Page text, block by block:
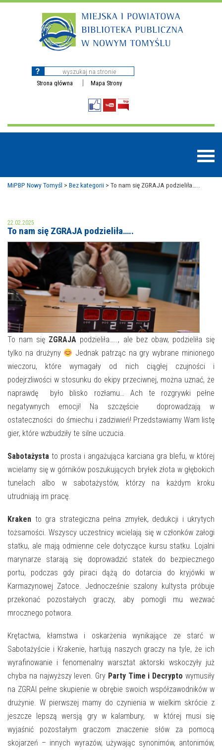
Strona główna Mapa Strony
MOJE KONTO
AKTUALNOŚCI
NAJBLIŻSZE WYDARZENIA
WYDARZENIA BIEŻĄCE
WYDARZYŁO SIĘ
NASZA OFERTA
STREFA WIEDZY O REGIONIE
STREFA KOLORU
FORMY STAŁE
NASZE FILIE
POLECANE STRONY
WYDARZENIA KULTURALNE
FOTO
O NAS
MiPBP Nowy Tomyśl > Bez kategorii > To nam się ZGRAJA podzieliła…..
22.02.2025
To nam się ZGRAJA podzieliła…..
To nam się ZGRAJA podzieliła….., ale bez obaw, podzieliła się
tylko na drużyny
Jednak patrząc na gry wybrane minionego
wieczoru, które wymagały od nich ciągłej czujności i
podejrzliwości w stosunku do ekipy przeciwnej, można uznać, że
naprawdę było blisko rozłamu… Ach te rozgrywki pełne
negatywnych emocji! Na szczęście doprowadzają w
ostateczności do śmiechu i zadziwień! Przedstawiamy Wam listę
gier, które wzbudziły te silne uczucia.
Sabotażysta to prosta i angażująca karciana gra blefu, w której
wcielamy się w górników poszukujących bryłek złota w głębokich
tunelach albo w sabotażystów, którzy na każdym kroku
utrudniają im pracę.
Kraken to gra strategiczna pełna zmyłek, dedukcji i ukrytych
tożsamości. Wszyscy uczestnicy wcielają się w członków załogi
statku, ale mają odmienne cele dotyczące kursu statku. Lojalni
marynarze starają się doprowadzić statek do bezpiecznego
portu, podczas gdy piraci dążą do dotarcia do kryjówki w
Karmazynowej Zatoce. Jednocześnie szalony kultysta próbuje
przekonać pozostałych graczy, aby pomogli mu wezwać
mrocznego potwora.
Krętactwa, kłamstwa i oskarżenia wynikające ze starć w
Sabotażyście i Krakenie, hartują naszych graczy na tyle, że ich
wyrafinowanie i fenomenalny warsztat aktorski wskoczyły już
chyba na najwyższy leven. Gry Party Time i Decrypto wymusiły
na ZGRAI pełne skupienie w obrębie swoich współzawodników w
drużynie. W pierwszej mamy do czynienia w wielkim skrócie z
jeszcze lepszą wersją gry w kalambury, w której musi się
wyjaśnić pozostałym graczom znaczenie słów za pomocą
skojarzeń – innych wyrazów, używając synonimów, antonimów,